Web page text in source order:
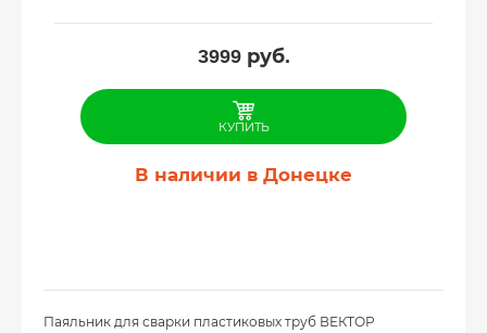
3999руб.
КУПИТЬ
В наличии в Донецке
Паяльник для сварки пластиковых труб ВЕКТОР